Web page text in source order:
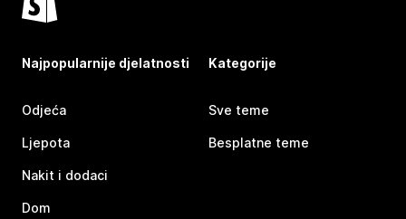
Najpopularnije djelatnosti
Odjeća
Ljepota
Nakit i dodaci
Dom
Kategorije
Sve teme
Besplatne teme